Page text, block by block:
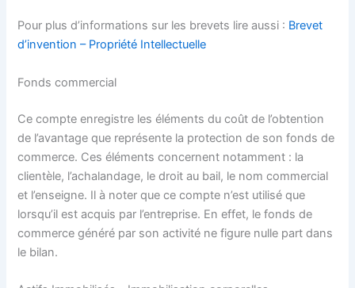
Pour plus d’informations sur les brevets lire aussi : Brevet
d’invention – Propriété Intellectuelle
Fonds commercial
Ce compte enregistre les éléments du coût de l’obtention
de l’avantage que représente la protection de son fonds de
commerce. Ces éléments concernent notamment : la
clientèle, l’achalandage, le droit au bail, le nom commercial
et l’enseigne. Il à noter que ce compte n’est utilisé que
lorsqu’il est acquis par l’entreprise. En effet, le fonds de
commerce généré par son activité ne figure nulle part dans
le bilan.